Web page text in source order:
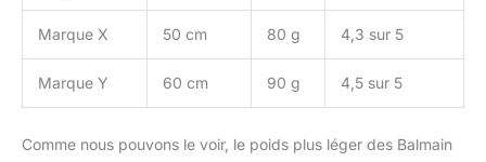
Marque X 50 cm 80 g 4,3 sur 5
Marque Y 60 cm 90 g 4,5 sur 5
Comme nous pouvons le voir, le poids plus léger des Balmain